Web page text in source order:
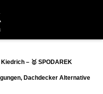
– 🥇 SPODAREK
Dachdecker Alternative